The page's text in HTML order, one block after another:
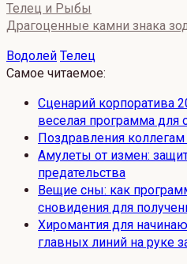
Телец и Рыбы
Драгоценные камни знака
Водолей Телец
Самое читаемое:
Сценарий корпоратива
веселая программа для
Поздравления
Амулеты от измен:
предательства
Вещие сны: как
сновидения для
Хиромантия для
главных линий на руке